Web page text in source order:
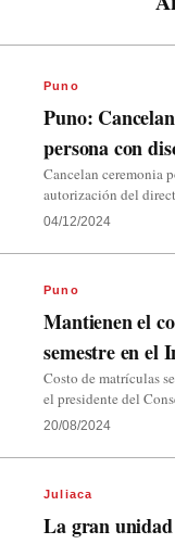
Puno
Puno:
persona con
Cancelan ceremonia
autorización del
04/12/2024
Puno
Mantienen el
semestre en el
Costo de matrículas
el presidente del
20/08/2024
Juliaca
La gran